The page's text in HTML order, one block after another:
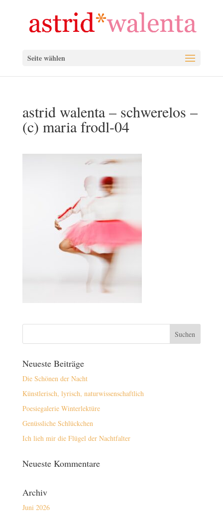
Seite wählen
astrid walenta – schwerelos –
(c) maria frodl-04
Neueste Beiträge
Die Schönen der Nacht
Künstlerisch, lyrisch, naturwissenschaftlich
Poesiegalerie Winterlektüre
Genüssliche Schlückchen
Ich lieh mir die Flügel der Nachtfalter
Neueste Kommentare
Archiv
Juni 2026